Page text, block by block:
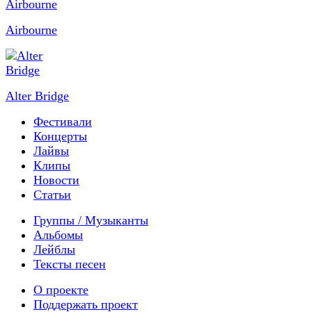
Airbourne
Alter Bridge
Фестивали
Концерты
Лайвы
Клипы
Новости
Статьи
Группы / Музыканты
Альбомы
Лейблы
Тексты песен
О проекте
Поддержать проект